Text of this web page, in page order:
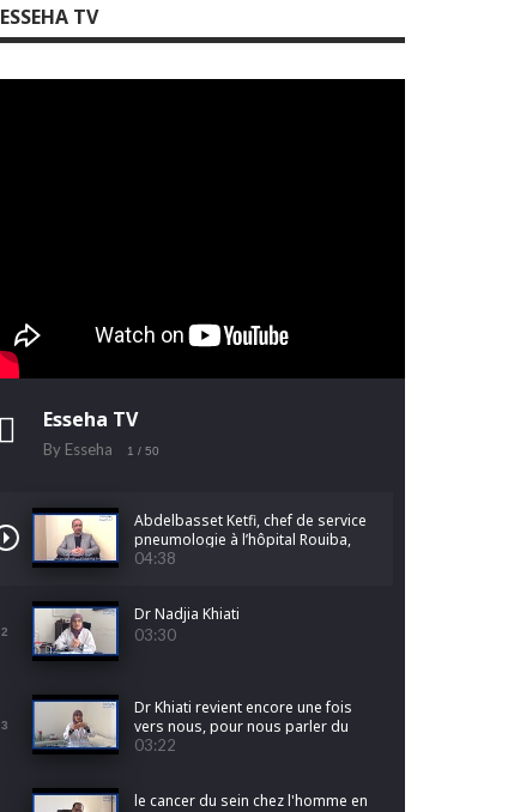
ESSEHA TV
Esseha TV
By Esseha 1 / 50
Abdelbasset Ketfi, chef de service
pneumologie à l’hôpital Rouiba,
nous parle du cancer du poumon
04:38
2
Dr Nadjia Khiati
03:30
3
Dr Khiati revient encore une fois
vers nous, pour nous parler du
cancer de l'endomètre.
03:22
le cancer du sein chez l'homme en